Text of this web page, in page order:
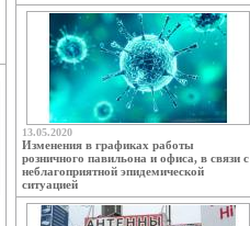
13.05.2020
Изменения в графиках работы
розничного павильона и офиса, в связи с
неблагоприятной эпидемической
ситуацией